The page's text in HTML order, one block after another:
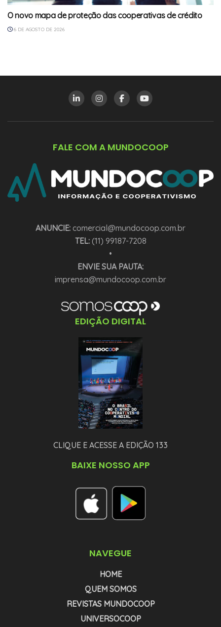
O novo mapa de proteção das cooperativas de crédito
6 DE AGOSTO DE 2026
FALE COM A MUNDOCOOP
ANUNCIE: comercial@mundocoop.com.br
TEL:(11) 99187-7208
•
ENVIE SUA PAUTA:
imprensa@mundocoop.com.br
EDIÇÃO DIGITAL
CLIQUE E ACESSE A EDIÇÃO 133
BAIXE NOSSO APP
NAVEGUE
HOME
QUEM SOMOS
REVISTAS MUNDOCOOP
UNIVERSOCOOP